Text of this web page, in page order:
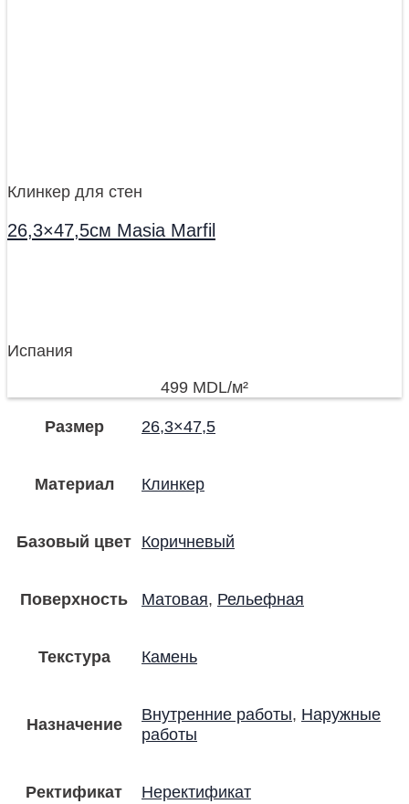
Клинкер для стен
26,3×47,5см Masia Marfil
Испания
499 MDL/м²
Размер 26,3×47,5
Материал Клинкер
Базовый цвет Коричневый
Поверхность Матовая, Рельефная
Текстура Камень
Назначение
Внутренние работы, Наружные
работы
Ректификат Неректификат